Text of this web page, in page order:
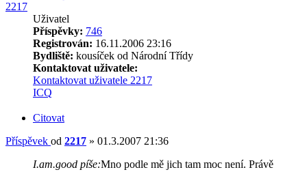
2217
Uživatel
Příspěvky: 746
Registrován: 16.11.2006 23:16
Bydliště: kousíček od Národní Třídy
Kontaktovat uživatele:
Kontaktovat uživatele 2217
ICQ
Citovat
Příspěvek od 2217 » 01.3.2007 21:36
I.am.good píše:Mno podle mě jich tam moc není. Právě